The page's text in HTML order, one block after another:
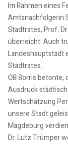
Im Rahmen eines
Amtsnachfolgerin
Stadtrates, Prof.
überreicht. Auch
Landeshauptstadt
Stadtrates.
OB Borris betonte,
Ausdruck
Wertschätzung
unsere Stadt
Magdeburg
Dr. Lutz Trümper